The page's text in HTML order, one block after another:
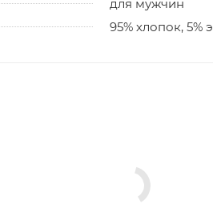
для мужчин
95% хлопок, 5%